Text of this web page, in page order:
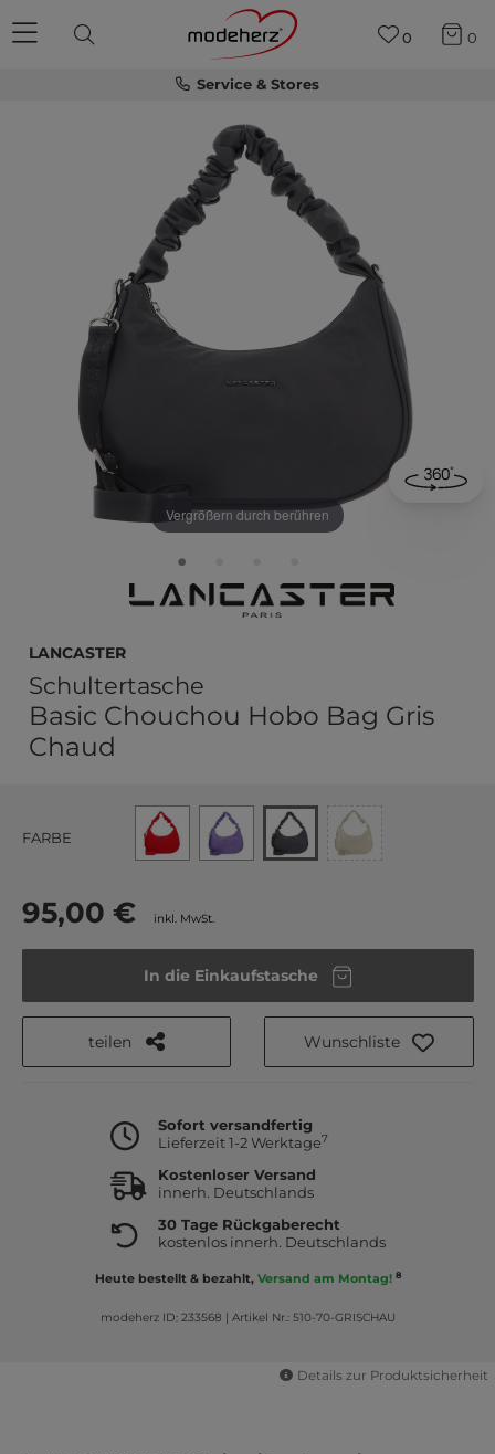
Service & Stores
0 0
Vergrößern durch berühren
LANCASTER
Schultertasche
Basic Chouchou Hobo Bag Gris
Chaud
FARBE
95,00 € inkl. MwSt.
In die Einkaufstasche
teilen Wunschliste
Sofort versandfertig
Lieferzeit 1-2 Werktage7
Kostenloser Versand
innerh. Deutschlands
30 Tage Rückgaberecht
kostenlos innerh. Deutschlands
Heute bestellt & bezahlt, Versand am Montag! 8
modeherz ID: 233568 | Artikel Nr.: 510-70-GRISCHAU
Details zur Produktsicherheit